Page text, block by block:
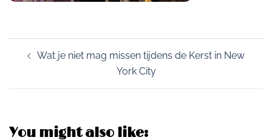
Post
navigation
Wat je niet mag missen tijdens de Kerst in New
York City
You might also like: